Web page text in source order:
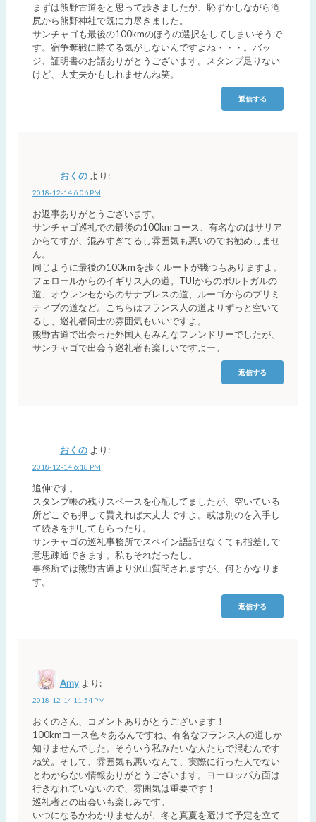
まずは熊野古道をと思って歩きましたが、恥ずかしながら滝
尻から熊野神社で既に力尽きました。
サンチャゴも最後の100kmのほうの選択をしてしまいそうで
す。宿争奪戦に勝てる気がしないんですよね・・・。バッ
ジ、証明書のお話ありがとうございます。スタンプ足りない
けど、大丈夫かもしれませんね笑。
返信する
おくの より:
2018-12-14 6:06 PM
お返事ありがとうございます。
サンチャゴ巡礼での最後の100kmコース、有名なのはサリア
からですが、混みすぎてるし雰囲気も悪いのでお勧めしませ
ん。
同じように最後の100kmを歩くルートが幾つもありますよ。
フェロールからのイギリス人の道。TUIからのポルトガルの
道、オウレンセからのサナブレスの道、ルーゴからのプリミ
ティブの道など。こちらはフランス人の道よりずっと空いて
るし、巡礼者同士の雰囲気もいいですよ。
熊野古道で出会った外国人もみんなフレンドリーでしたが、
サンチャゴで出会う巡礼者も楽しいですよー。
返信する
おくの より:
2018-12-14 6:18 PM
追伸です。
スタンプ帳の残りスペースを心配してましたが、空いている
所どこでも押して貰えれば大丈夫ですよ。或は別のを入手し
て続きを押してもらったり。
サンチャゴの巡礼事務所でスペイン語話せなくても指差しで
意思疎通できます。私もそれだったし。
事務所では熊野古道より沢山質問されますが、何とかなりま
す。
返信する
Amy より:
2018-12-14 11:54 PM
おくのさん、コメントありがとうございます！
100kmコース色々あるんですね、有名なフランス人の道しか
知りませんでした。そういう私みたいな人たちで混むんです
ね笑。そして、雰囲気も悪いなんて、実際に行った人でない
とわからない情報ありがとうございます。ヨーロッパ方面は
行きなれていないので、雰囲気は重要です！
巡礼者との出会いも楽しみです。
いつになるかわかりませんが、冬と真夏を避けて予定を立て